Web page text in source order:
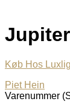
Køb Hos
Piet Hein
Varenummer